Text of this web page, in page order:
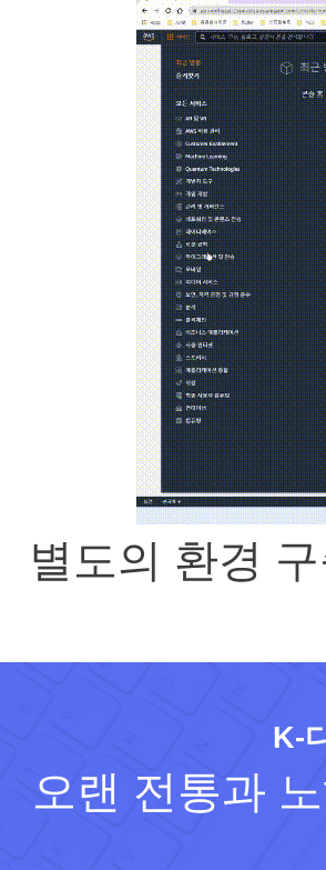
별도의 환경
K-
오랜 전통과